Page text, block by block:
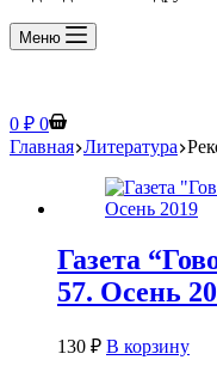
Меню
Корзина
0 ₽ 0
Главная Литература
Газета
57. Осень
130 ₽ В корзину